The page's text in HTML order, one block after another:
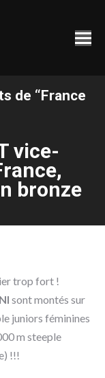
de “France
vice-
bronze
trop fort !
sont montés sur
juniors féminines
m steeple
!!!